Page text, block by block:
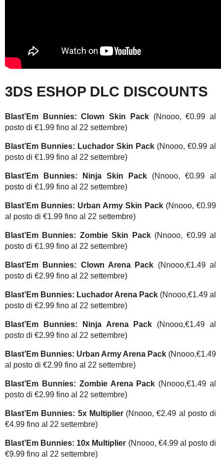
3DS ESHOP DLC DISCOUNTS
Blast’Em Bunnies: Clown Skin Pack(Nnooo, €0.99 al
posto di €1.99 fino al 22 settembre)
Blast’Em Bunnies: Luchador Skin Pack (Nnooo, €0.99 al
posto di €1.99 fino al 22 settembre)
Blast’Em Bunnies: Ninja Skin Pack (Nnooo, €0.99 al
posto di €1.99 fino al 22 settembre)
Blast’Em Bunnies: Urban Army Skin Pack (Nnooo, €0.99
al posto di €1.99 fino al 22 settembre)
Blast’Em Bunnies: Zombie Skin Pack(Nnooo, €0.99 al
posto di €1.99 fino al 22 settembre)
Blast’Em Bunnies: Clown Arena Pack (Nnooo,€1.49 al
posto di €2.99 fino al 22 settembre)
Blast’Em Bunnies: Luchador Arena Pack (Nnooo,€1.49 al
posto di €2.99 fino al 22 settembre)
Blast’Em Bunnies: Ninja Arena Pack (Nnooo,€1.49 al
posto di €2.99 fino al 22 settembre)
Blast’Em Bunnies: Urban Army Arena Pack (Nnooo,€1.49
al posto di €2.99 fino al 22 settembre)
Blast’Em Bunnies: Zombie Arena Pack (Nnooo,€1.49 al
posto di €2.99 fino al 22 settembre)
Blast’Em Bunnies: 5x Multiplier(Nnooo, €2.49 al posto di
€4.99 fino al 22 settembre)
Blast’Em Bunnies: 10x Multiplier (Nnooo, €4.99 al posto di
€9.99 fino al 22 settembre)